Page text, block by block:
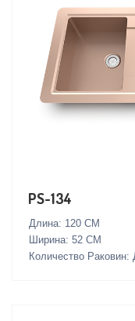
PS-134
Длина: 120 СМ
Ширина: 52 СМ
Количество